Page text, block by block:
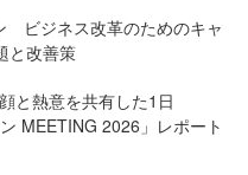
ビジネス改革のためのキャ
と改善策
と熱意を共有した1日
MEETING 2026」レポート